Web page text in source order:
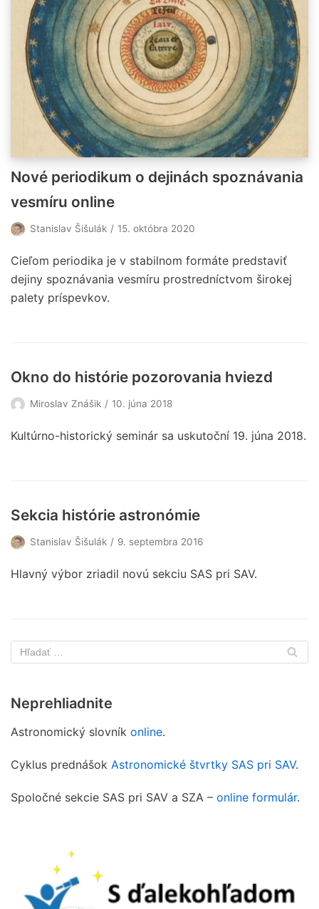
Nové periodikum o dejinách spoznávania
vesmíru online
Stanislav Šišulák 15. októbra 2020
Cieľom periodika je v stabilnom formáte predstaviť
dejiny spoznávania vesmíru prostredníctvom širokej
palety príspevkov.
Okno do histórie pozorovania hviezd
Miroslav Znášik 10. júna 2018
Kultúrno-historický seminár sa uskutoční 19. júna 2018.
Sekcia histórie astronómie
Stanislav Šišulák 9. septembra 2016
Hlavný výbor zriadil novú sekciu SAS pri SAV.
Neprehliadnite
Astronomický slovník online.
Cyklus prednášok Astronomické štvrtky SAS pri SAV.
Spoločné sekcie SAS pri SAV a SZA – online formulár.